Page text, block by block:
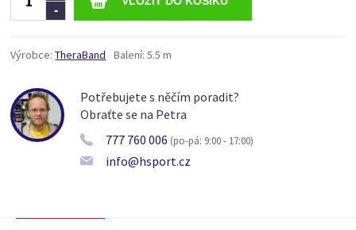
-
Výrobce: TheraBand Balení: 5.5 m
Potřebujete s něčím poradit?
Obraťte se na Petra
777 760 006 (po-pá: 9:00 - 17:00)
info@hsport.cz